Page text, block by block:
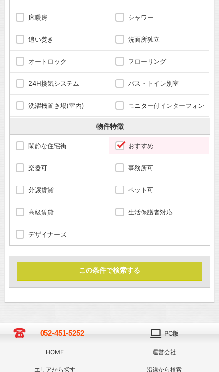
床暖房 シャワー
追い焚き 洗面所独立
オートロック フローリング
24H換気システム バス・トイレ別室
洗濯機置き場(室内) モニター付インターフォン
物件特徴
閑静な住宅街 おすすめ
楽器可 事務所可
分譲賃貸 ペット可
高級賃貸 生活保護者対応
デザイナーズ
052-451-5252 PC版
HOME 運営会社
エリアから探す 沿線から検索